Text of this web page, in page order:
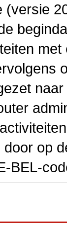
(versie
op
BEL-